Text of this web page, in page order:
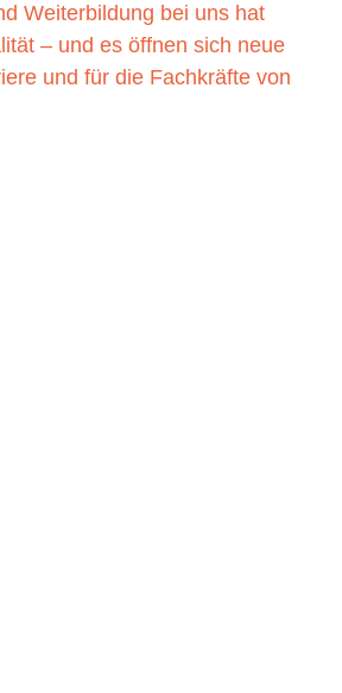
Weiterbildung bei uns hat
– und es öffnen sich neue
und für die Fachkräfte von